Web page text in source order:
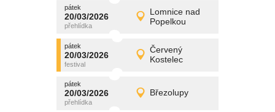
pátek
20/03/2026
Lomnice nad
Popelkou
pátek
20/03/2026 Detail
promítání
pátek
20/03/2026
Červený
Kostelec
pátek
20/03/2026 Detail
promítání
pátek
20/03/2026 Březolupy
pátek
20/03/2026 Detail
promítání